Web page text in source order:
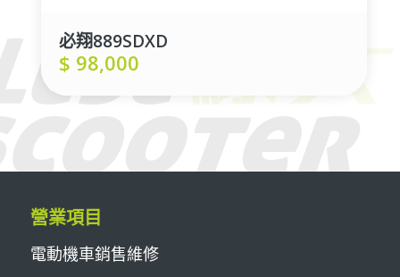
必翔889SDXD
$ 98,000
營業項目
電動機車銷售維修